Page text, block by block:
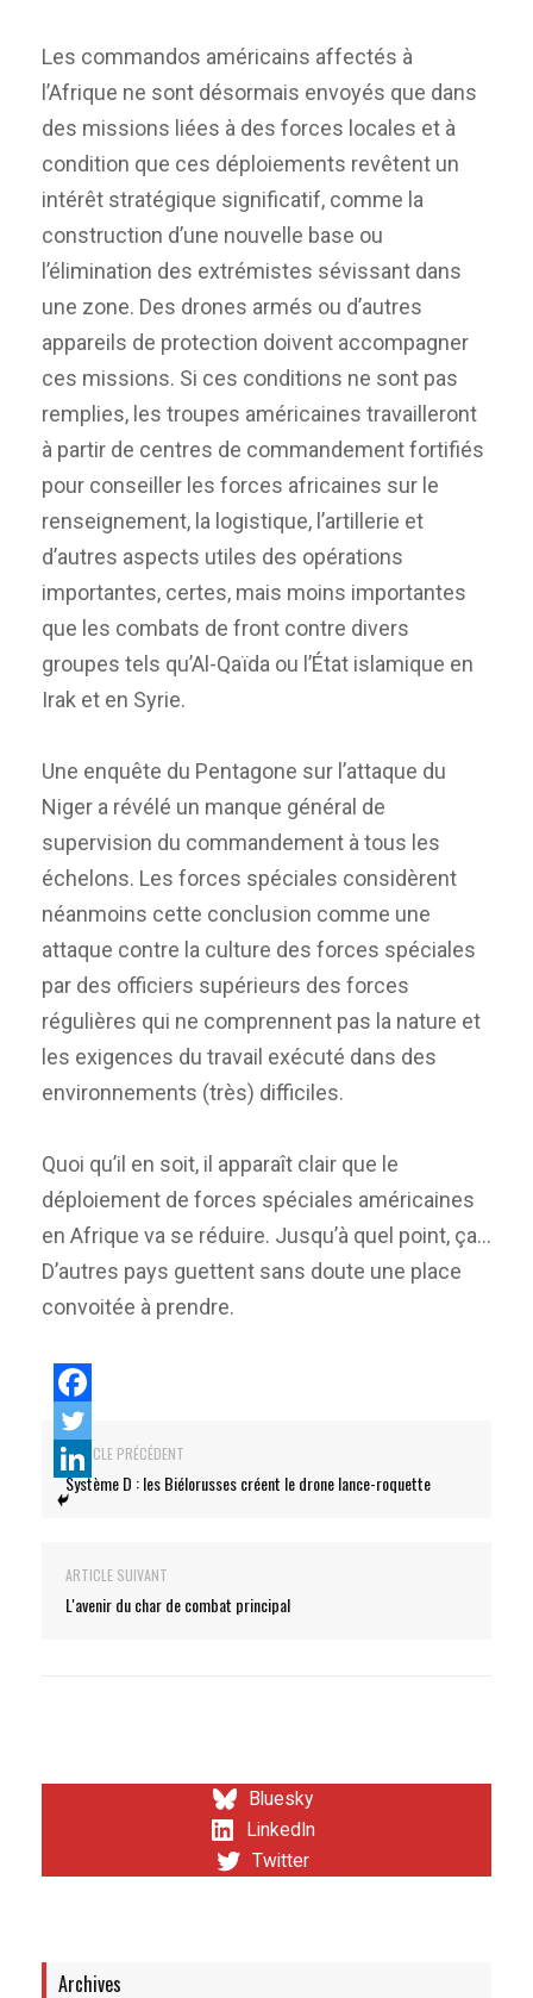
Les commandos américains affectés à
l’Afrique ne sont désormais envoyés que dans
des missions liées à des forces locales et à
condition que ces déploiements revêtent un
intérêt stratégique significatif, comme la
construction d’une nouvelle base ou
l’élimination des extrémistes sévissant dans
une zone. Des drones armés ou d’autres
appareils de protection doivent accompagner
ces missions. Si ces conditions ne sont pas
remplies, les troupes américaines travailleront
à partir de centres de commandement fortifiés
pour conseiller les forces africaines sur le
renseignement, la logistique, l’artillerie et
d’autres aspects utiles des opérations
importantes, certes, mais moins importantes
que les combats de front contre divers
groupes tels qu’Al-Qaïda ou l’État islamique en
Irak et en Syrie.
Une enquête du Pentagone sur l’attaque du
Niger a révélé un manque général de
supervision du commandement à tous les
échelons. Les forces spéciales considèrent
néanmoins cette conclusion comme une
attaque contre la culture des forces spéciales
par des officiers supérieurs des forces
régulières qui ne comprennent pas la nature et
les exigences du travail exécuté dans des
environnements (très) difficiles.
Quoi qu’il en soit, il apparaît clair que le
déploiement de forces spéciales américaines
en Afrique va se réduire. Jusqu’à quel point, ça…
D’autres pays guettent sans doute une place
convoitée à prendre.
ARTICLE PRÉCÉDENT
Système D : les Biélorusses créent le drone lance-roquette
ARTICLE SUIVANT
L'avenir du char de combat principal
Bluesky
LinkedIn
Twitter
Archives